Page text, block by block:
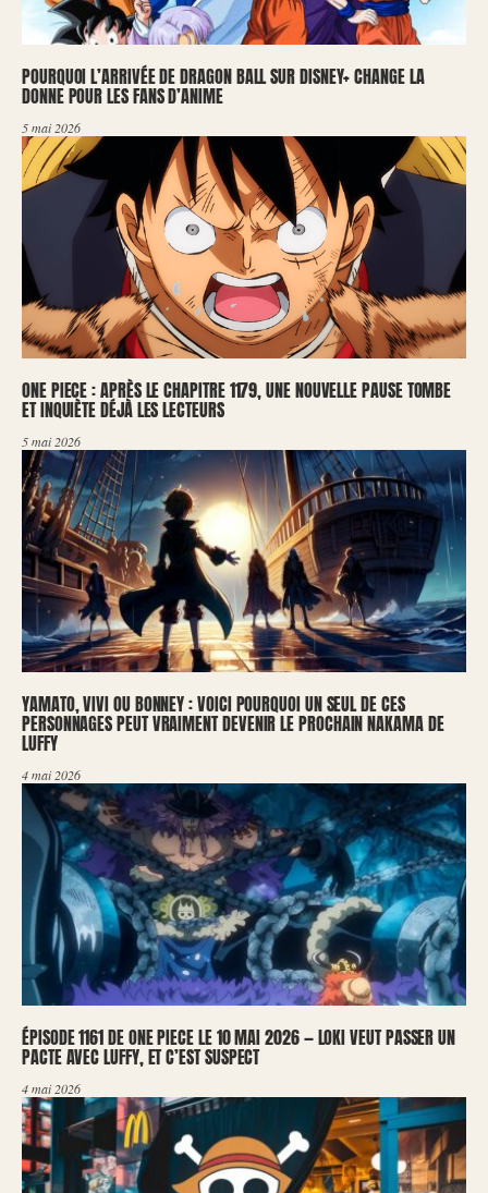
POURQUOI L’ARRIVÉE DE DRAGON BALL SUR DISNEY+ CHANGE LA
DONNE POUR LES FANS D’ANIME
5 mai 2026
ONE PIECE : APRÈS LE CHAPITRE 1179, UNE NOUVELLE PAUSE TOMBE
ET INQUIÈTE DÉJÀ LES LECTEURS
5 mai 2026
YAMATO, VIVI OU BONNEY : VOICI POURQUOI UN SEUL DE CES
PERSONNAGES PEUT VRAIMENT DEVENIR LE PROCHAIN NAKAMA DE
LUFFY
4 mai 2026
ÉPISODE 1161 DE ONE PIECE LE 10 MAI 2026 — LOKI VEUT PASSER UN
PACTE AVEC LUFFY, ET C’EST SUSPECT
4 mai 2026